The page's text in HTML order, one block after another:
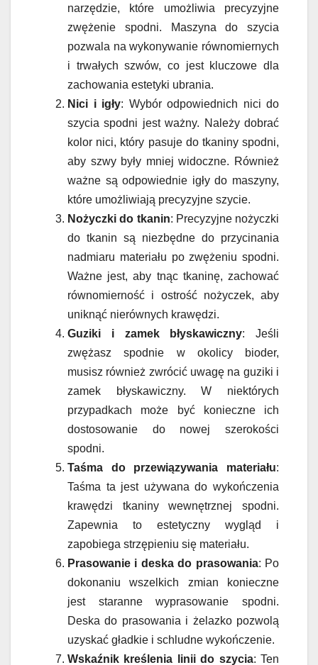
narzędzie, które umożliwia precyzyjne
zwężenie spodni. Maszyna do szycia
pozwala na wykonywanie równomiernych
i trwałych szwów, co jest kluczowe dla
zachowania estetyki ubrania.
Nici i igły: Wybór odpowiednich nici do
szycia spodni jest ważny. Należy dobrać
kolor nici, który pasuje do tkaniny spodni,
aby szwy były mniej widoczne. Również
ważne są odpowiednie igły do maszyny,
które umożliwiają precyzyjne szycie.
Nożyczki do tkanin: Precyzyjne nożyczki
do tkanin są niezbędne do przycinania
nadmiaru materiału po zwężeniu spodni.
Ważne jest, aby tnąc tkaninę, zachować
równomierność i ostrość nożyczek, aby
uniknąć nierównych krawędzi.
Guziki i zamek błyskawiczny: Jeśli
zwężasz spodnie w okolicy bioder,
musisz również zwrócić uwagę na guziki i
zamek błyskawiczny. W niektórych
przypadkach może być konieczne ich
dostosowanie do nowej szerokości
spodni.
Taśma do przewiązywania materiału:
Taśma ta jest używana do wykończenia
krawędzi tkaniny wewnętrznej spodni.
Zapewnia to estetyczny wygląd i
zapobiega strzępieniu się materiału.
Prasowanie i deska do prasowania: Po
dokonaniu wszelkich zmian konieczne
jest staranne wyprasowanie spodni.
Deska do prasowania i żelazko pozwolą
uzyskać gładkie i schludne wykończenie.
Wskaźnik kreślenia linii do szycia: Ten